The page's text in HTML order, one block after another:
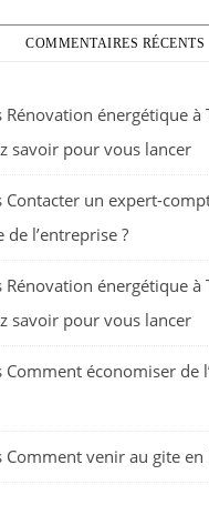
COMMENTAIRES RÉCENTS
Rénovation énergétique à
savoir pour vous lancer
Contacter un expert-
l’entreprise ?
Rénovation énergétique à
savoir pour vous lancer
Comment économiser de
Comment venir au gite en